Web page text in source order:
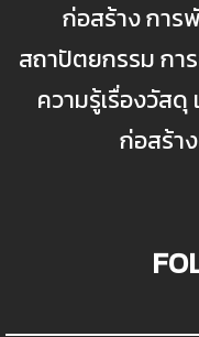
ก่อสร้าง กา
สถาปัตยกรรม ก
ความรู้เรื่องวัสดุ
ก่อสร้า